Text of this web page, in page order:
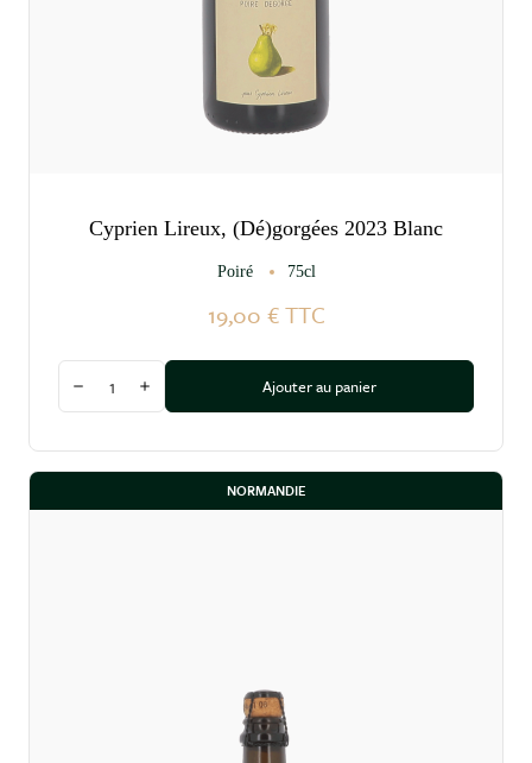
Cyprien Lireux, (Dé)gorgées 2023 Blanc
Poiré 75cl
19,00 € TTC
Diminuer la quantité
Augmenter la quantitéAjouter au panier
NORMANDIE